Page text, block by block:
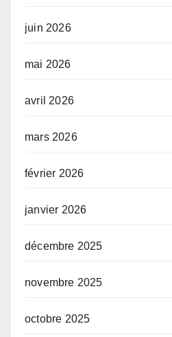
juin 2026
mai 2026
avril 2026
mars 2026
février 2026
janvier 2026
décembre 2025
novembre 2025
octobre 2025